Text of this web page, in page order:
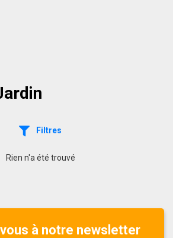
Filtres
Rien n'a été trouvé
à notre newsletter